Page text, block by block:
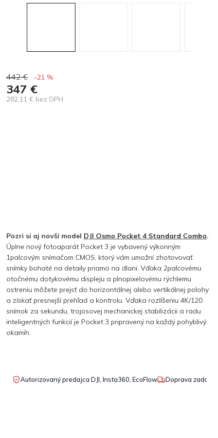
442 € –21 %
347 €
282,11 € bez DPH
Pozri si aj novší model DJI Osmo Pocket 4 Standard Combo.
Úplne nový fotoaparát Pocket 3 je vybavený výkonným
1palcovým snímačom CMOS, ktorý vám umožní zhotovovať
snímky bohaté na detaily priamo na dlani. Vďaka 2palcovému
otočnému dotykovému displeju a plnopixelovému rýchlemu
ostreniu môžete prejsť do horizontálnej alebo vertikálnej polohy
a získať presnejší prehľad a kontrolu. Vďaka rozlíšeniu 4K/120
snímok za sekundu, trojosovej mechanickej stabilizácii a radu
inteligentných funkcií je Pocket 3 pripravený na každý pohyblivý
okamih.
Autorizovaný predajca DJI, Insta360, EcoFlow Doprava